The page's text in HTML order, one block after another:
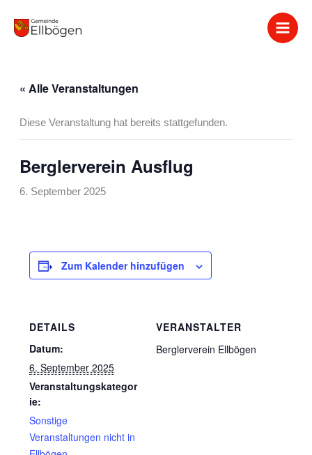
Inhalt
« Alle Veranstaltungen
Diese Veranstaltung hat bereits stattgefunden.
Berglerverein Ausflug
6. September 2025
Zum Kalender hinzufügen
DETAILS
Datum:
6. September 2025
Veranstaltungskategor
ie:
Sonstige
Veranstaltungen nicht in
VERANSTALTER
Berglerverein Ellbögen